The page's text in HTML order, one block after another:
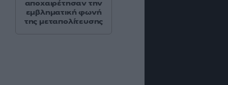
αποχαιρέτησαν την
εμβληματική φωνή
της μεταπολίτευσης